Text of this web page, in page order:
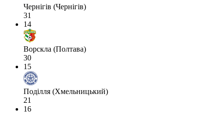
Чернігів (Чернігів)
31
14
Ворскла (Полтава)
30
15
Поділля (Хмельницький)
21
16